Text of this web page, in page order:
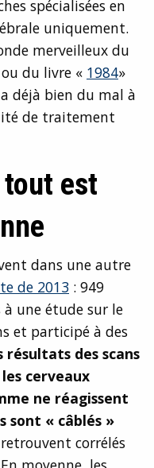
spécialisées en
uniquement.
merveilleux du
ou du livre « 1984»
déjà bien du mal à
de traitement
tout est
dans une autre
de 2013 : 949
une étude sur le
et participé à des
résultats des scans
cerveaux
ne réagissent
sont « câblés »
retrouvent corrélés